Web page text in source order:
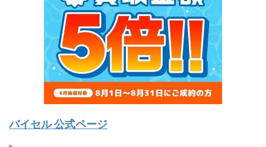
バイセル 公式ページ